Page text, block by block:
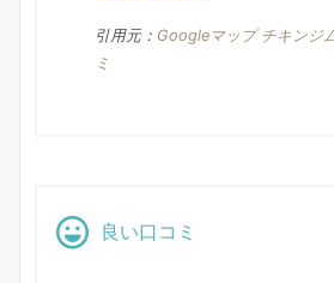
引用元： Googleマップ チキンジ
ミ
良い口コミ